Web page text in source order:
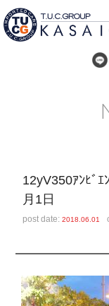
全国納車
注文販売
スタッフ紹介
12yV350ｱﾝﾋﾞ
月1日
post date:2018.06.01